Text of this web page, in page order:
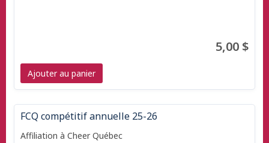
5,00 $
Ajouter au panier
FCQ compétitif annuelle 25-26
Affiliation à Cheer Québec